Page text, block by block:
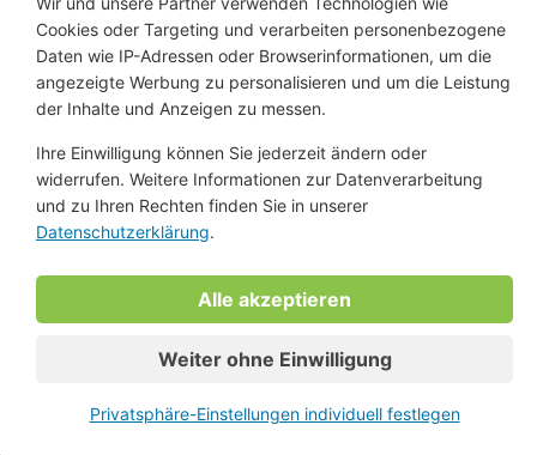
Hand in Hand gehen. Entdecken Sie, wie wir mit Leidenschaft und
Fachkenntnissen für Ihre optimale Bereifung sorgen.
Cookies oder Targeting und verarbeiten personenbezogene
Daten wie IP-Adressen oder Browserinformationen, um die
angezeigte Werbung zu personalisieren und um die Leistung
der Inhalte und Anzeigen zu messen.
Ihre Einwilligung können Sie jederzeit ändern oder
widerrufen. Weitere Informationen zur Datenverarbeitung
und zu Ihren Rechten finden Sie in unserer
Datenschutzerklärung.
Alle akzeptieren
Weiter ohne Einwilligung
Privatsphäre-Einstellungen individuell festlegen